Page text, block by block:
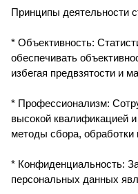
Принципы деятельности
* Объективность:
обеспечивать
избегая предвзятости и
* Профессионализм:
высокой квалификацией
методы сбора, обработки
* Конфиденциальность:
персональных данных